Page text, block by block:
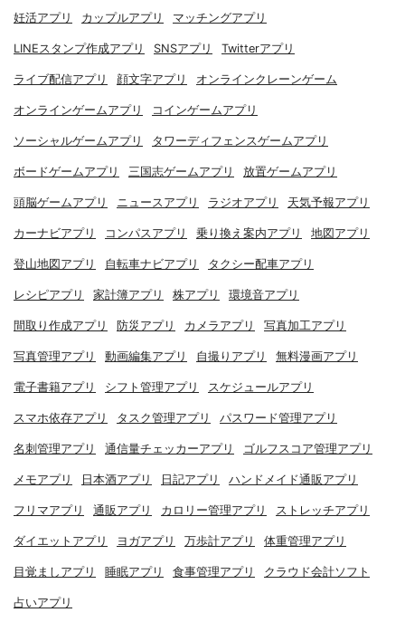
妊活アプリ カップルアプリ マッチングアプリ
LINEスタンプ作成アプリ SNSアプリ Twitterアプリ
ライブ配信アプリ 顔文字アプリ オンラインクレーンゲーム
オンラインゲームアプリ コインゲームアプリ
ソーシャルゲームアプリ タワーディフェンスゲームアプリ
ボードゲームアプリ 三国志ゲームアプリ 放置ゲームアプリ
頭脳ゲームアプリ ニュースアプリ ラジオアプリ 天気予報アプリ
カーナビアプリ コンパスアプリ 乗り換え案内アプリ 地図アプリ
登山地図アプリ 自転車ナビアプリ タクシー配車アプリ
レシピアプリ 家計簿アプリ 株アプリ 環境音アプリ
間取り作成アプリ 防災アプリ カメラアプリ 写真加工アプリ
写真管理アプリ 動画編集アプリ 自撮りアプリ 無料漫画アプリ
電子書籍アプリ シフト管理アプリ スケジュールアプリ
スマホ依存アプリ タスク管理アプリ パスワード管理アプリ
名刺管理アプリ 通信量チェッカーアプリ ゴルフスコア管理アプリ
メモアプリ 日本酒アプリ 日記アプリ ハンドメイド通販アプリ
フリマアプリ 通販アプリ カロリー管理アプリ ストレッチアプリ
ダイエットアプリ ヨガアプリ 万歩計アプリ 体重管理アプリ
目覚ましアプリ 睡眠アプリ 食事管理アプリ クラウド会計ソフト
占いアプリ